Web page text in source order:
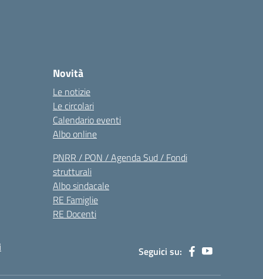
Novità
Le notizie
Le circolari
Calendario eventi
Albo online
PNRR / PON / Agenda Sud / Fondi
strutturali
Albo sindacale
RE Famiglie
RE Docenti
Seguici su: